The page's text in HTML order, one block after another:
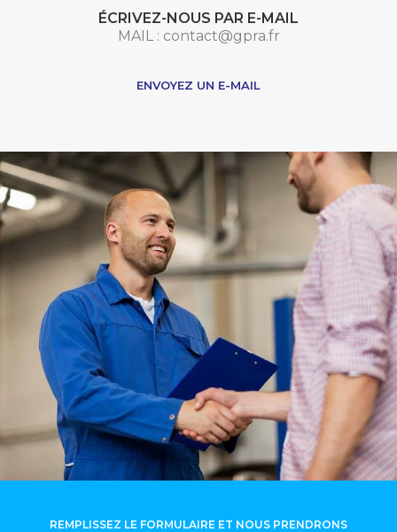
ÉCRIVEZ-NOUS PAR E-MAIL
MAIL : contact@gpra.fr
ENVOYEZ UN E-MAIL
REMPLISSEZ LE FORMULAIRE ET NOUS PRENDRONS